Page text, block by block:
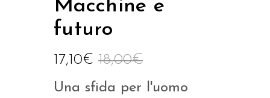
Macchine e
futuro
18,00€
17,10€
Una sfida per l'uomo